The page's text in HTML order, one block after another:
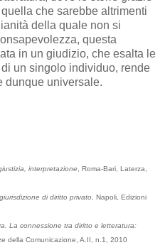
che sarebbe altrimenti
della quale non si
questa
in un giudizio, che esalta le
un singolo individuo, rende
dunque universale.
interpretazione , Roma-Bari, Laterza,
di diritto privato , Napoli, Edizioni
La connessione tra diritto e letteratura:
della Comunicazione, A.II, n.1, 2010